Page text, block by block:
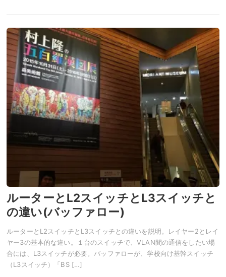
ルーターとL2スイッチとL3スイッチと
の違い(バッファロー)
ルーターとL2スイッチとL3スイッチとの違いを説明。レイヤー2とレイ
ヤー3の基本的な違い。１台のスイッチで、VLAN間の通信をしたい場
合には、L3スイッチが必要。バッファローが、学校向け基幹スイッチ
（L3スイッチ）「BS […]